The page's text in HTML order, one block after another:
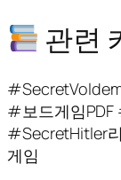
관련
#보드게임
#SecretHitler
게임